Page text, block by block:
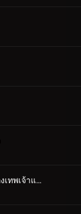
ความโกรธเกรี้ยวของเทพเจ้าแห่งท้องทะเล